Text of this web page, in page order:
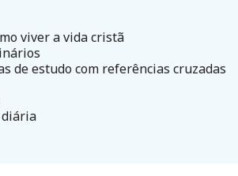
viver a vida cristã
de estudo com referências cruzadas